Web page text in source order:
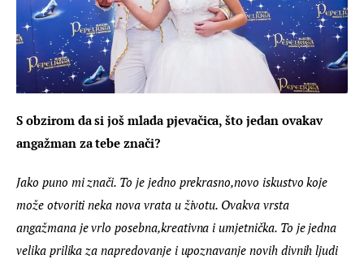
S obzirom da si još mlada pjevačica, što jedan ovakav
angažman za tebe znači?
Jako puno mi znači. To je jedno prekrasno,novo iskustvo koje
može otvoriti neka nova vrata u životu. Ovakva vrsta
angažmana je vrlo posebna,kreativna i umjetnička. To je jedna
velika prilika za napredovanje i upoznavanje novih divnih ljudi